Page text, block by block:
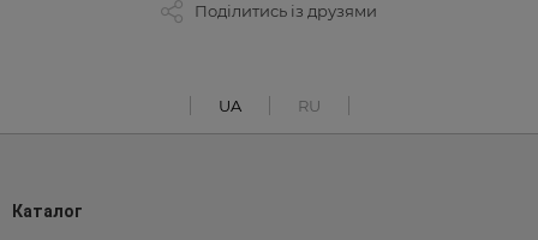
Поділитись із друзями
UA RU
Каталог